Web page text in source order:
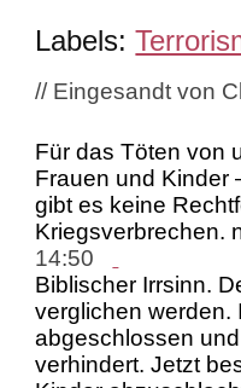
Labels:
// Eingesandt von
Für das Töten von
Frauen und Kinder
gibt es keine
Kriegsverbrechen.
14:50
Biblischer Irrsinn.
verglichen werden.
abgeschlossen
verhindert. Jetzt